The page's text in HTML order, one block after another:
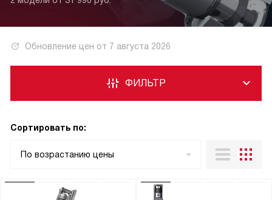
Обновление цен от 7 августа 2026
ФИЛЬТР
Сортировать по:
По возрастанию цены